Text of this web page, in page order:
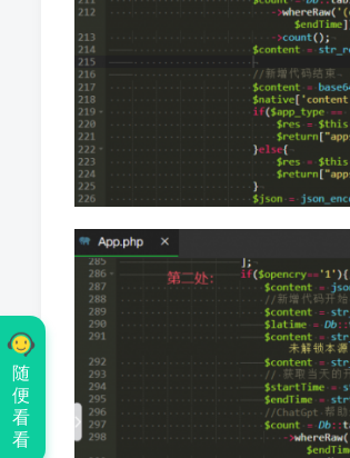
随
便
看
看